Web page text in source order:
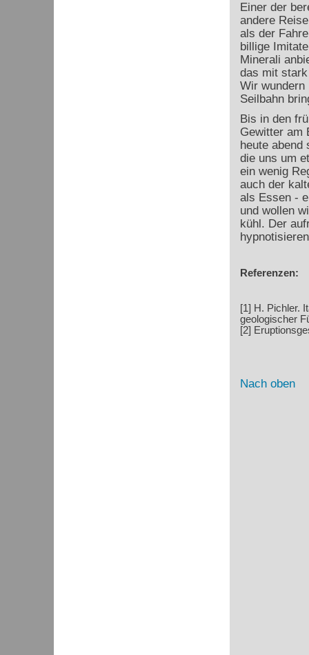
Einer der
andere
als der
billige
Minerali
das mit
Wir wundern
Seilbahn
Bis in den
Gewitter am
heute abend
die uns um
ein wenig
auch der
als Essen -
und wollen
kühl. Der
Referenzen:
[1] H. Pichler.
geologischer
[2]
Nach oben